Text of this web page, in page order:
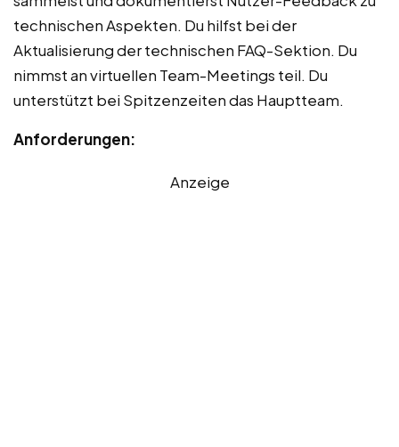
technischen Aspekten. Du hilfst bei der
Aktualisierung der technischen FAQ-Sektion. Du
nimmst an virtuellen Team-Meetings teil. Du
unterstützt bei Spitzenzeiten das Hauptteam.
Anforderungen:
Anzeige